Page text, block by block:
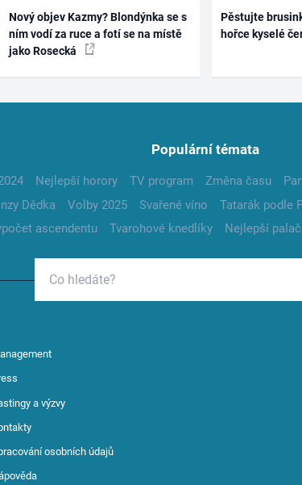
Nový objev Kazmy? Blondýnka se s
ním vodí za ruce a fotí se na místě
jako Rosecká
Pěstujte
hořce kyselé
Populární témata
Nejlepší horory TV program Změna času
Dědka Volby 2025 Svařené víno Tatarák podle
ascendentu
Tvarohové knedlíky Nejlepší
a výzvy
osobních údajů